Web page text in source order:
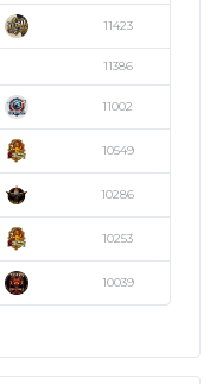
11423
11386
11002
10549
10286
10253
10039